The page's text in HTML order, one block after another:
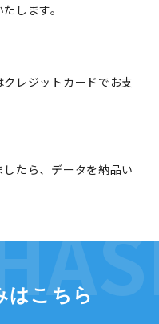
します。
レジットカードでお支
たら、データを納品い
はこちら